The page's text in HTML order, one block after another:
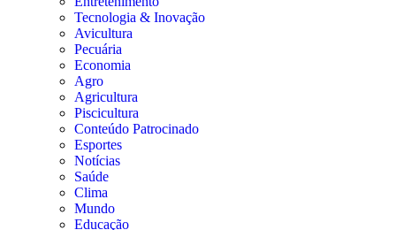
Tecnologia & Inovação
Avicultura
Pecuária
Economia
Agro
Agricultura
Piscicultura
Conteúdo Patrocinado
Esportes
Notícias
Saúde
Clima
Mundo
Educação